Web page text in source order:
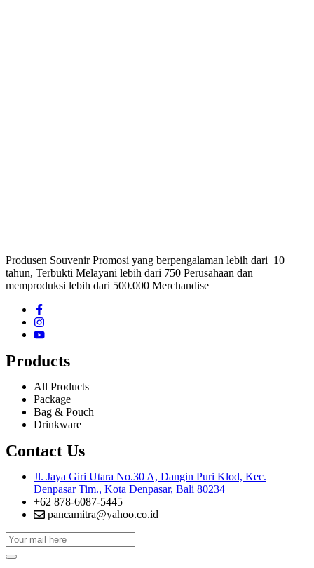
Produsen Souvenir Promosi yang berpengalaman lebih dari 10
tahun, Terbukti Melayani lebih dari 750 Perusahaan dan
memproduksi lebih dari 500.000 Merchandise
Products
All Products
Package
Bag & Pouch
Drinkware
Contact Us
Jl. Jaya Giri Utara No.30 A, Dangin Puri Klod, Kec.
Denpasar Tim., Kota Denpasar, Bali 80234
+62 878-6087-5445
pancamitra@yahoo.co.id